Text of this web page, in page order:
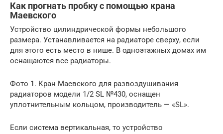
Как прогнать пробку с помощью крана
Маевского
Устройство цилиндрической формы небольшого
размера. Устанавливается на радиаторе сверху, если
для этого есть место в нише. В одноэтажных домах им
оснащаются все радиаторы.
Фото 1. Кран Маевского для развоздушивания
радиаторов модели 1/2 SL №430, оснащен
уплотнительным кольцом, производитель — «SL».
Если система вертикальная, то устройство